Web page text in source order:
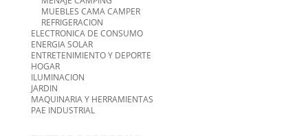
MUEBLES CAMA CAMPER
REFRIGERACION
ELECTRONICA DE CONSUMO
ENERGIA SOLAR
ENTRETENIMIENTO Y DEPORTE
HOGAR
ILUMINACION
JARDIN
MAQUINARIA Y HERRAMIENTAS
PAE INDUSTRIAL